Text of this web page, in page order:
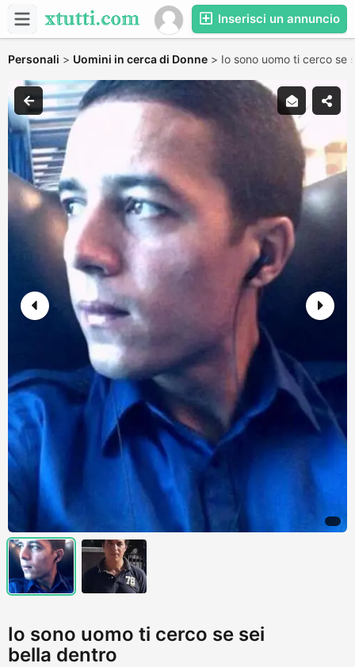
Inserisci un annuncio
Personali > Uomini in cerca di Donne > Io sono uomo ti cerco se
Io sono uomo ti cerco se sei
bella dentro